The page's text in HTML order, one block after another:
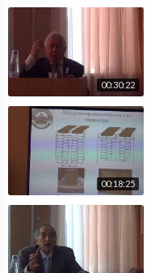
00:30:22
00:18:25